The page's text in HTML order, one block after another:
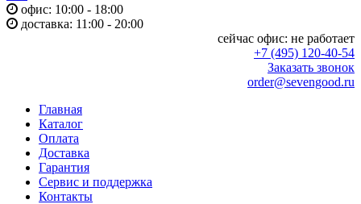
офис: 10:00 - 18:00
доставка: 11:00 - 20:00
сейчас офис: не работает
+7 (495) 120-40-54
Заказать звонок
order@sevengood.ru
Главная
Каталог
Оплата
Доставка
Гарантия
Сервис и поддержка
Контакты